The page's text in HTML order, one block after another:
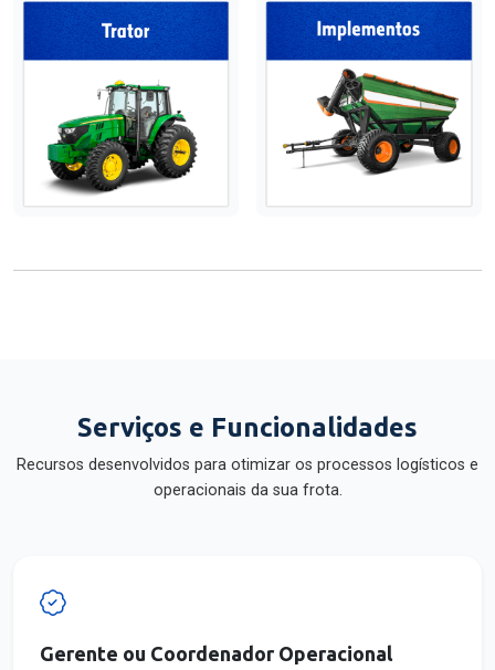
Serviços e Funcionalidades
Recursos desenvolvidos para otimizar os processos logísticos e
operacionais da sua frota.
Gerente ou Coordenador Operacional